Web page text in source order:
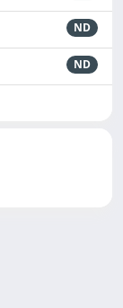
ND
ND